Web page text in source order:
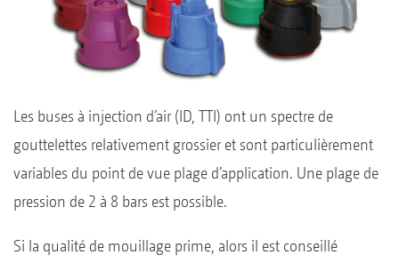
Les buses à injection d’air (ID, TTI) ont un spectre de
gouttelettes relativement grossier et sont particulièrement
variables du point de vue plage d’application. Une plage de
pression de 2 à 8 bars est possible.
Si la qualité de mouillage prime, alors il est conseillé